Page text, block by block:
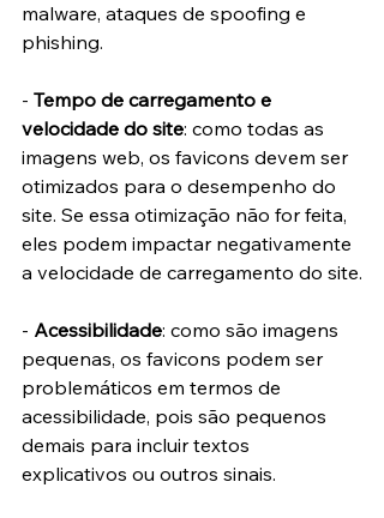
malware, ataques de spoofing e
phishing.
- Tempo de carregamento e
velocidade do site: como todas as
imagens web, os favicons devem ser
otimizados para o desempenho do
site. Se essa otimização não for feita,
eles podem impactar negativamente
a velocidade de carregamento do site.
- Acessibilidade: como são imagens
pequenas, os favicons podem ser
problemáticos em termos de
acessibilidade, pois são pequenos
demais para incluir textos
explicativos ou outros sinais.